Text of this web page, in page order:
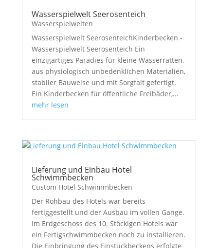
Wasserspielwelt Seerosenteich
Wasserspielwelten
Wasserspielwelt SeerosenteichKinderbecken -
Wasserspielwelt Seerosenteich Ein
einzigartiges Paradies für kleine Wasserratten,
aus physiologisch unbedenklichen Materialien,
stabiler Bauweise und mit Sorgfalt gefertigt.
Ein Kinderbecken für öffentliche Freibäder,...
mehr lesen
Lieferung und Einbau Hotel
Schwimmbecken
Custom Hotel Schwimmbecken
Der Rohbau des Hotels war bereits
fertiggestellt und der Ausbau im vollen Gange.
Im Erdgeschoss des 10. Stöckigen Hotels war
ein Fertigschwimmbecken noch zu installieren.
Die Einbringung des Einstückbeckens erfolgte